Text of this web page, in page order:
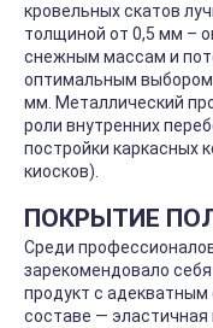
кровельных скатов
толщиной от 0,5 мм –
снежным массам и
оптимальным
мм. Металлический
роли внутренних
постройки каркасных
киосков).
ПОКРЫТИЕ
Среди
зарекомендовало
продукт с адекватным
составе — эластичная